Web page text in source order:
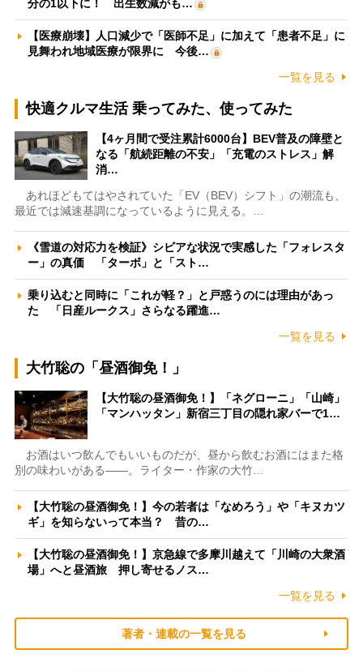
分の1以下に！ 出生数減がも…
【医療崩壊】人口減少で「医師不足」に加えて「患者不足」に
見舞われ地域医療が限界に 今後…
一覧を見る
快適クルマ生活 乗ってみた、使ってみた
【4ヶ月間で受注累計6000台】BEV普及の障壁と
なる「航続距離の不安」「充電のストレス」解
消…
あれほどもてはやされていた「EV（BEV）シフト」の潮流も、
最近では減速基調になっているように見える。…
《雪道の対応力を検証》シビアな状況で実感した「フォレスタ
ー」の真価 「ターボ」と「スト…
乗り込むと同時に「これが軽？」と戸惑うのには理由があっ
た 「日産ルークス」さらなる躍進…
一覧を見る
大竹聡の「昼酒御免！」
【大竹聡の昼酒御免！】「ネグローニ」「山崎」
「マンハッタン」新宿三丁目の隠れ家バーで1…
お酒はいつ飲んでもいいものだが、昼から飲むお酒にはまた格
別の味わいがある――。ライター・作家の大竹…
【大竹聡の昼酒御免！】今の若者は「なめろう」や「キヌカツ
ギ」を知らないって本当？ 昔の…
【大竹聡の昼酒御免！】京急線で多摩川越えて「川崎の大衆酒
場」へと昼酒旅 押し寄せるノス…
一覧を見る
著者・連載の一覧を見る